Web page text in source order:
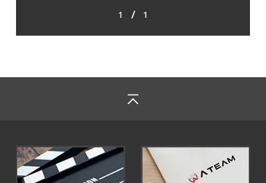
1 / 1